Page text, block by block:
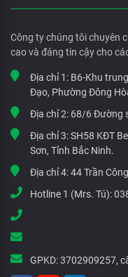
Công ty chúng tôi chuyên
cao và đáng tin cậy cho
Địa chỉ 1: B6-Khu
Đạo, Phường Đông
Địa chỉ 2: 68/6 Đường
Địa chỉ 3:SH58 KĐT
Sơn, Tỉnh Bắc Ninh.
Địa chỉ 4:44 Trần
Hotline 1 (Mrs. Tú):
GPKD:3702909257,